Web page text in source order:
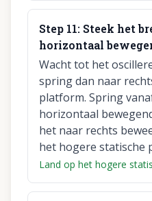
Step 11: Steek het
horizontaal
Wacht tot het
spring dan naar
platform. Spring
horizontaal
het naar rechts
het hogere statische
Land op het hogere